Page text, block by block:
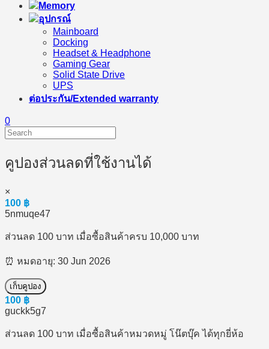
Memory
อุปกรณ์
Mainboard
Docking
Headset & Headphone
Gaming Gear
Solid State Drive
UPS
ต่อประกัน/Extended warranty
0
คูปองส่วนลดที่ใช้งานได้
×
100 ฿
5nmuqe47
ส่วนลด 100 บาท เมื่อซื้อสินค้าครบ 10,000 บาท
⏰ หมดอายุ: 30 Jun 2026
เก็บคูปอง
100 ฿
guckk5g7
ส่วนลด 100 บาท เมื่อซื้อสินค้าหมวดหมู่ โน๊ตบุ๊ค ได้ทุกยี่ห้อ